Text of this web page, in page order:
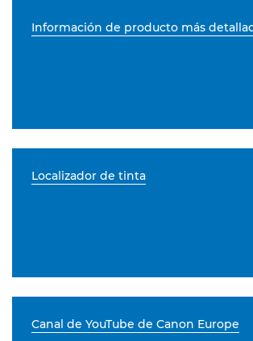
Información de producto más
Localizador de tinta
Canal de YouTube de Canon Europe